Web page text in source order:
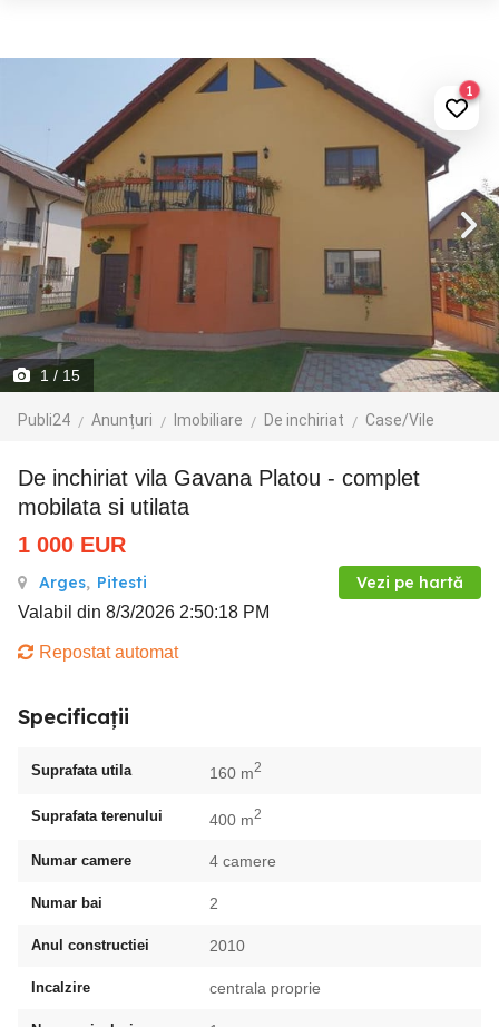
1 / 15
Publi24 Anunțuri Imobiliare De inchiriat Case/Vile
1
De inchiriat vila Gavana Platou - complet
mobilata si utilata
1 000 EUR
Arges, Pitesti Vezi pe hartă
Valabil din 8/3/2026 2:50:18 PM
Repostat automat
Specificații
Suprafata utila 160 m2
Suprafata terenului 400 m2
Numar camere 4 camere
Numar bai 2
Anul constructiei 2010
Incalzire centrala proprie